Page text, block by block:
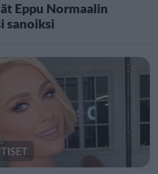
Eppu Normaalin
sanoiksi